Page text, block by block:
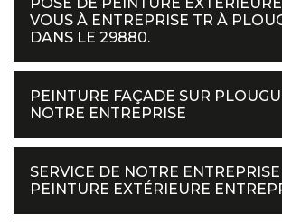
VOUS À ENTREPRISE TR À
DANS LE 29880.
PEINTURE FAÇADE SUR
NOTRE ENTREPRISE
SERVICE DE NOTRE
PEINTURE EXTÉRIEURE